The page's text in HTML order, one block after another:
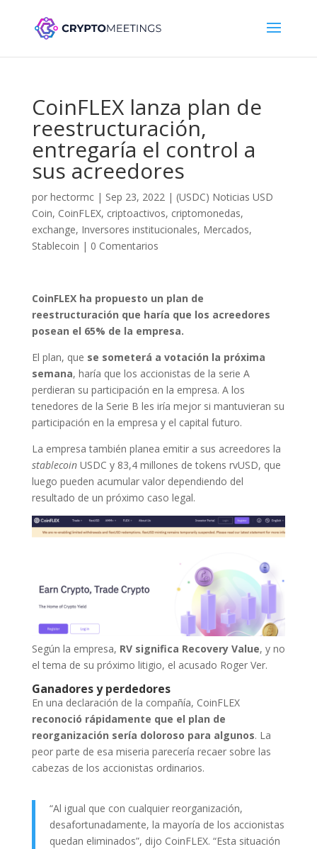
CoinFLEX lanza plan de
reestructuración,
entregaría el control a
sus acreedores
por hectormc| Sep 23, 2022| (USDC) Noticias USD
Coin, CoinFLEX, criptoactivos, criptomonedas,
exchange, Inversores institucionales, Mercados,
Stablecoin | 0 Comentarios
CoinFLEX ha propuesto un plan de
reestructuración que haría que los acreedores
posean el 65% de la empresa.
El plan, que se someterá a votación la próxima
semana, haría que los accionistas de la serie A
perdieran su participación en la empresa. A los
tenedores de la Serie B les iría mejor si mantuvieran su
participación en la empresa y el capital futuro.
La empresa también planea emitir a sus acreedores la
stablecoinUSDC y 83,4 millones de tokens rvUSD, que
luego pueden acumular valor dependiendo del
resultado de un próximo caso legal.
Según la empresa, RV significa Recovery Value, y no
el tema de su próximo litigio, el acusado Roger Ver.
Ganadores y perdedores
En una declaración de la compañía, CoinFLEX
reconoció rápidamente que el plan de
reorganización sería doloroso para algunos. La
peor parte de esa miseria parecería recaer sobre las
cabezas de los accionistas ordinarios.
“Al igual que con cualquier reorganización,
desafortunadamente, la mayoría de los accionistas
quedan eliminados”, dijo CoinFLEX. “Esta situación